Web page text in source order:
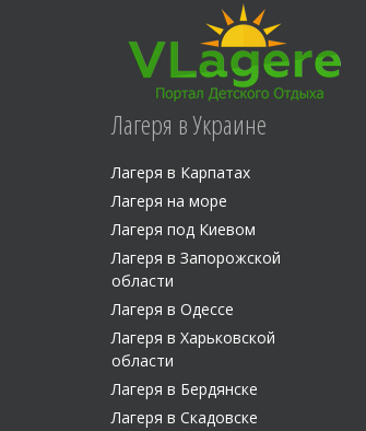
Лагеря в Украине
Лагеря в Карпатах
Лагеря на море
Лагеря под Киевом
Лагеря в Запорожской
области
Лагеря в Одессе
Лагеря в Харьковской
области
Лагеря в Бердянске
Лагеря в Скадовске